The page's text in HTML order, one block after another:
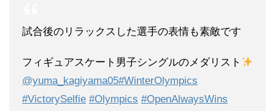
試合後のリラックスした選手の表情も素敵です
フィギュアスケート男子シングルのメダリスト
@yuma_kagiyama05#WinterOlympics
#VictorySelfie #Olympics #OpenAlwaysWins